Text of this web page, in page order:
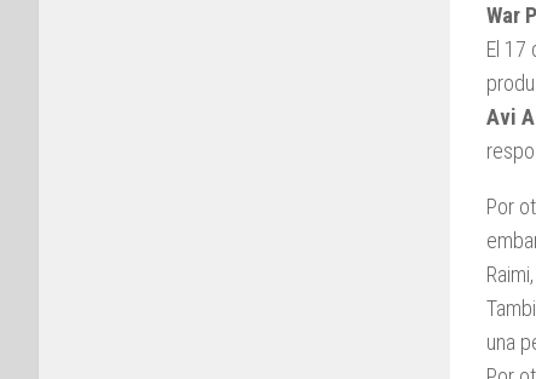
War
El 17
Avi
Por
una